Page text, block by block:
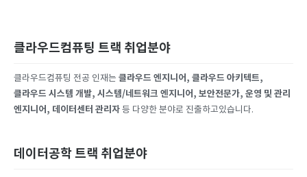
클라우드컴퓨팅 트랙 취업분야
클라우드컴퓨팅 전공 인재는 클라우드 엔지니어, 클라우드 아키텍트,
클라우드 시스템 개발, 시스템/네트워크 엔지니어, 보안전문가, 운영 및 관리
엔지니어, 데이터센터 관리자 등 다양한 분야로 진출하고있습니다.
데이터공학 트랙 취업분야